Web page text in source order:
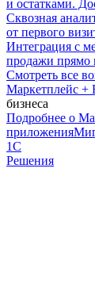
и остатками.
Сквозная
от первого
Интеграция с
продажи прямо
Смотреть все
Маркетплейс +
бизнеса
Подробнее о
приложения
1С
Решения